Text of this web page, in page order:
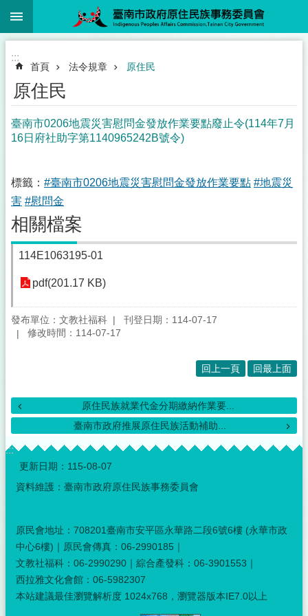
跳到主要內容區塊
:::
首頁 法令規章 原住民
原住民
臺南市0206地震災害慰問金發放作業要點廢止令(114年7月
16日府社助字第1140965242B號令)
標籤： #臺南市0206地震災害慰問金發放作業要點 #地震災
害 #慰問金
相關檔案
114E1063195-01
pdf(201.17 KB)
發布單位：文教社福科
刊登日期：114-07-17
修改時間：114-07-17
回上一頁 回最上面
原住民族就業代金分期繳納作業要...
臺南市政府推展原住民族活動補助...
:::
更新日期： 115-08-07
資料維護：臺南市政府原住民族事務委員會
原民會地址：708201臺南市安平區永華路二段6號6樓 (永華市政
中心6樓)｜原民會傳真：06-2990185｜
文教社福科：06-2990290｜綜合產發科：06-3901553｜
西拉雅文化會館：06-5982307
本站建議最佳瀏覽解析度 1024x768，瀏覽器版本IE7.0以上